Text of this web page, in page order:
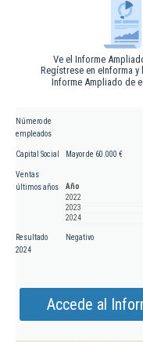
Ve el Informe
Regístrese en eInforma y
Informe Ampliado de
Número de
empleados
Capital Social Mayor de 60.000 €
Ventas
últimos años
Año
2022
2023
2024
Resultado
2024
Negativo
Accede al